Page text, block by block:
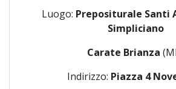
Luogo: Prepositurale Santi
Simpliciano
Carate Brianza
Indirizzo: Piazza 4